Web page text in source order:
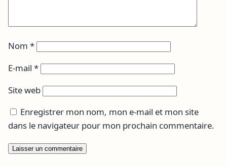
Nom *
E-mail *
Site web
Enregistrer mon nom, mon e-mail et mon site
dans le navigateur pour mon prochain commentaire.